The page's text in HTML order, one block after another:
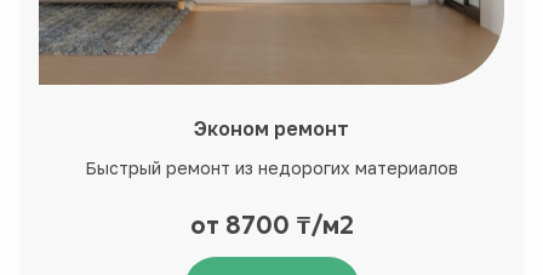
Эконом ремонт
Быстрый ремонт из недорогих материалов
от 8700 ₸/м2